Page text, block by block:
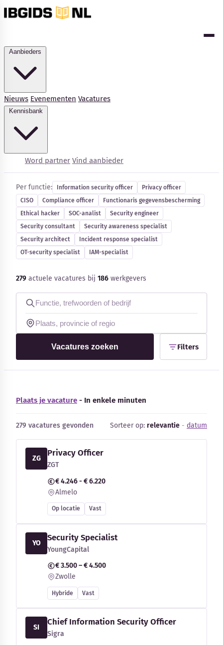
Nieuws Evenementen Vacatures
Word partner Vind aanbieder
Kennisbank
Blog
Bedrijfsupdates
Externe bronnen
Woordenboek
Auteurs
Cybersecurity-vacatures
Per functie: Information security officer
Privacy officer
CISO
Compliance officer
Functionaris gegevensbescherming
Ethical hacker
SOC-analist
Security engineer
Security consultant
Security awareness specialist
Security architect
Incident response specialist
OT-security specialist
IAM-specialist
279 actuele vacatures bij 186 werkgevers
Vacatures zoeken Filters
Plaats je vacature - In enkele minuten
279 vacatures gevonden Sorteer op: relevantie - datum
ZG
Privacy Officer
ZGT
€ 4.246 - € 6.220
Almelo
Op locatie Vast
YO
Security Specialist
YoungCapital
€ 3.500 – € 4.500
Zwolle
Hybride Vast
SI
Chief Information Security Officer
Sigra